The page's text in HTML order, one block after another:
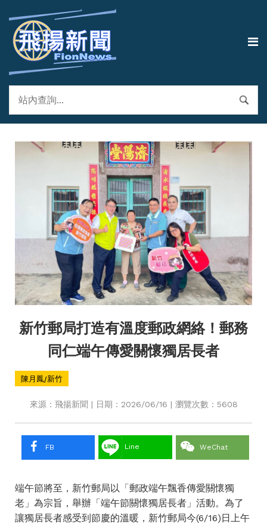
新竹郵局打造有溫度郵政網絡！郵務
同仁端午傳愛關懷獨居長者
陳月鳳/新竹
來源：飛揚新聞 | 日期：2026/06/16 | 瀏覽次數：5608
FB Line WeChat
端午節將至，新竹郵局以「郵政端午飄香傳愛關懷獨
老」為宗旨，舉辦「端午節關懷獨居長者」活動。為了
讓獨居長者感受到節慶的溫暖，新竹郵局今(6/16)日上午